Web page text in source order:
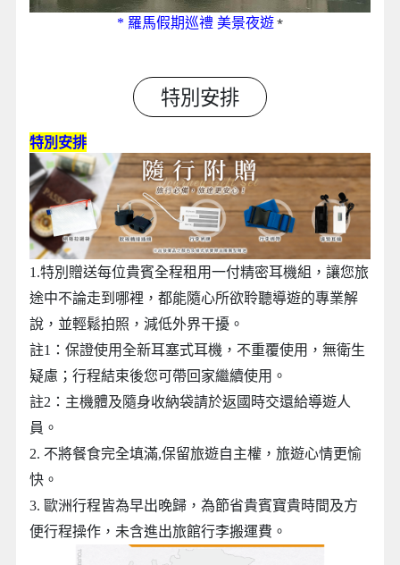
* 羅馬假期巡禮 美景夜遊*
特別安排
特別安排
1.特別贈送每位貴賓全程租用一付精密耳機組，讓您旅
途中不論走到哪裡，都能隨心所欲聆聽導遊的專業解
說，並輕鬆拍照，減低外界干擾。
註1：保證使用全新耳塞式耳機，不重覆使用，無衛生
疑慮；行程結束後您可帶回家繼續使用。
註2：主機體及隨身收納袋請於返國時交還給導遊人
員。
2. 不將餐食完全填滿,保留旅遊自主權，旅遊心情更愉
快。
3. 歐洲行程皆為早出晚歸，為節省貴賓寶貴時間及方
便行程操作，未含進出旅館行李搬運費。